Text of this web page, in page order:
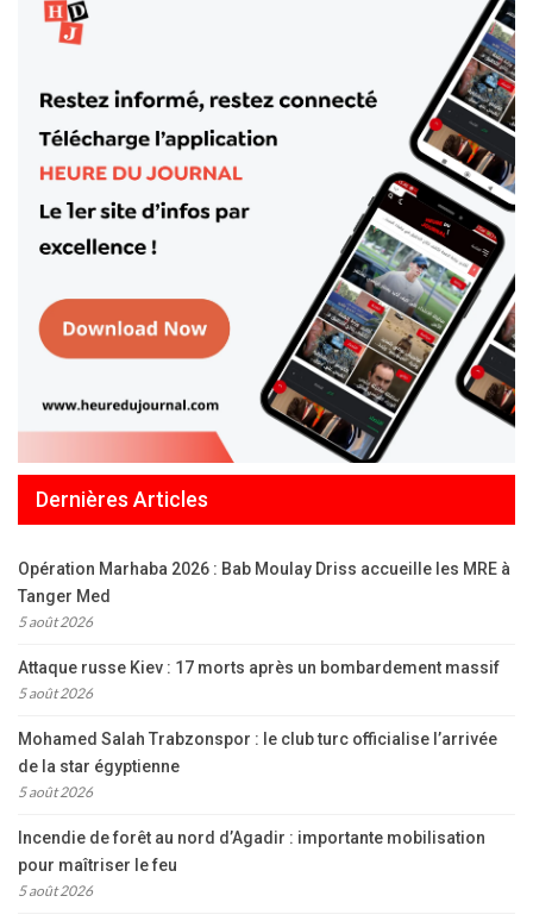
Dernières Articles
Opération Marhaba 2026 : Bab Moulay Driss accueille les MRE à
Tanger Med
5 août 2026
Attaque russe Kiev : 17 morts après un bombardement massif
5 août 2026
Mohamed Salah Trabzonspor : le club turc officialise l’arrivée
de la star égyptienne
5 août 2026
Incendie de forêt au nord d’Agadir : importante mobilisation
pour maîtriser le feu
5 août 2026